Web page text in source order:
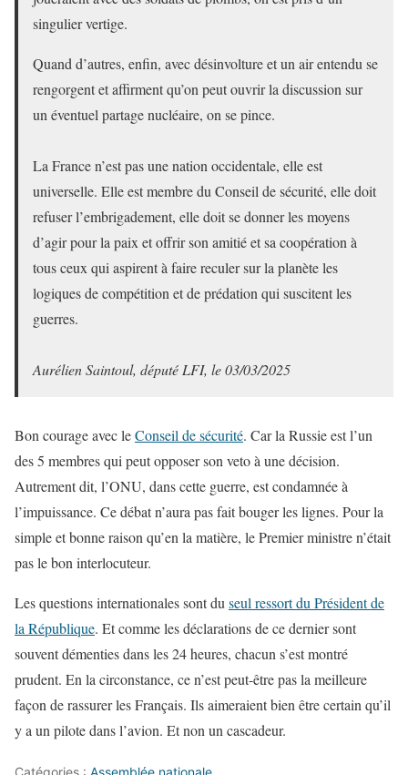
singulier vertige.
Quand d’autres, enfin, avec désinvolture et un air entendu se
rengorgent et affirment qu’on peut ouvrir la discussion sur
un éventuel partage nucléaire, on se pince.
La France n’est pas une nation occidentale, elle est
universelle. Elle est membre du Conseil de sécurité, elle doit
refuser l’embrigadement, elle doit se donner les moyens
d’agir pour la paix et offrir son amitié et sa coopération à
tous ceux qui aspirent à faire reculer sur la planète les
logiques de compétition et de prédation qui suscitent les
guerres.
Aurélien Saintoul, député LFI, le 03/03/2025
Bon courage avec leConseil de sécurité. Car la Russie est l’un
des 5 membres qui peut opposer son veto à une décision.
Autrement dit, l’ONU, dans cette guerre, est condamnée à
l’impuissance. Ce débat n’aura pas fait bouger les lignes. Pour la
simple et bonne raison qu’en la matière, le Premier ministre n’était
pas le bon interlocuteur.
Les questions internationales sont du seul ressort du Président de
la République. Et comme les déclarations de ce dernier sont
souvent démenties dans les 24 heures, chacun s’est montré
prudent. En la circonstance, ce n’est peut-être pas la meilleure
façon de rassurer les Français. Ils aimeraient bien être certain qu’il
y a un pilote dans l’avion. Et non un cascadeur.
Catégories : Assemblée nationale